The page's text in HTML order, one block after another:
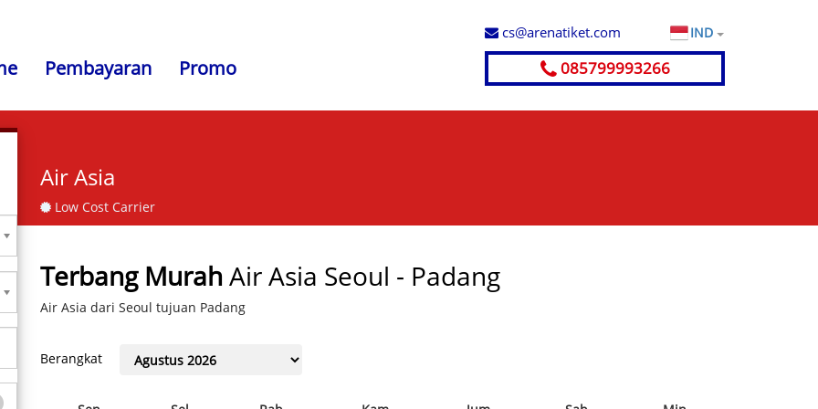
Pembayaran Promo
cs@arenatiket.com IND
085799993266
Air Asia
Low Cost Carrier
Terbang MurahAir Asia Seoul - Padang
Air Asia dari Seoul tujuan Padang
Berangkat